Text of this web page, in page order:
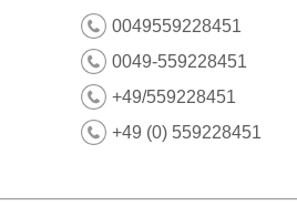
0049559228451
0049-559228451
+49/559228451
+49 (0) 559228451